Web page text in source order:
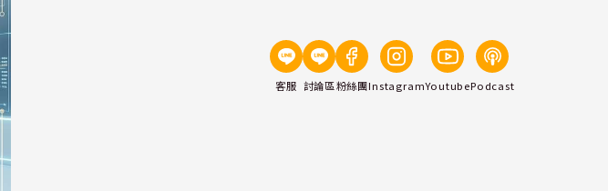
客服 討論區粉絲團InstagramYoutubePodcast